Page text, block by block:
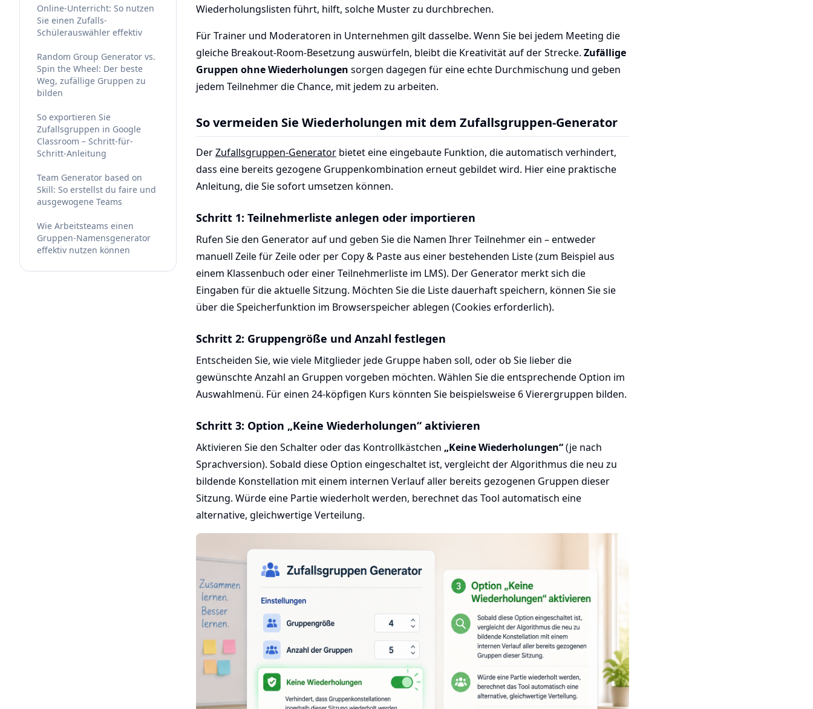
Online-Unterricht: So nutzen
Sie einen Zufalls-
Schülerauswähler effektiv
Random Group Generator vs.
Spin the Wheel: Der beste
Weg, zufällige Gruppen zu
bilden
So exportieren Sie
Zufallsgruppen in Google
Classroom – Schritt-für-
Schritt-Anleitung
Team Generator based on
Skill: So erstellst du faire und
ausgewogene Teams
Wie Arbeitsteams einen
Gruppen-Namensgenerator
effektiv nutzen können
Wiederholungslisten führt, hilft, solche Muster zu durchbrechen.
Für Trainer und Moderatoren in Unternehmen gilt dasselbe. Wenn Sie bei jedem Meeting die
gleiche Breakout-Room-Besetzung auswürfeln, bleibt die Kreativität auf der Strecke. Zufällige
Gruppen ohne Wiederholungen sorgen dagegen für eine echte Durchmischung und geben
jedem Teilnehmer die Chance, mit jedem zu arbeiten.
So vermeiden Sie Wiederholungen mit dem Zufallsgruppen-Generator
DerZufallsgruppen-Generator bietet eine eingebaute Funktion, die automatisch verhindert,
dass eine bereits gezogene Gruppenkombination erneut gebildet wird. Hier eine praktische
Anleitung, die Sie sofort umsetzen können.
Schritt 1: Teilnehmerliste anlegen oder importieren
Rufen Sie den Generator auf und geben Sie die Namen Ihrer Teilnehmer ein – entweder
manuell Zeile für Zeile oder per Copy & Paste aus einer bestehenden Liste (zum Beispiel aus
einem Klassenbuch oder einer Teilnehmerliste im LMS). Der Generator merkt sich die
Eingaben für die aktuelle Sitzung. Möchten Sie die Liste dauerhaft speichern, können Sie sie
über die Speicherfunktion im Browserspeicher ablegen (Cookies erforderlich).
Schritt 2: Gruppengröße und Anzahl festlegen
Entscheiden Sie, wie viele Mitglieder jede Gruppe haben soll, oder ob Sie lieber die
gewünschte Anzahl an Gruppen vorgeben möchten. Wählen Sie die entsprechende Option im
Auswahlmenü. Für einen 24-köpfigen Kurs könnten Sie beispielsweise 6 Vierergruppen bilden.
Schritt 3: Option „Keine Wiederholungen“ aktivieren
Aktivieren Sie den Schalter oder das Kontrollkästchen „Keine Wiederholungen“(je nach
Sprachversion). Sobald diese Option eingeschaltet ist, vergleicht der Algorithmus die neu zu
bildende Konstellation mit einem internen Verlauf aller bereits gezogenen Gruppen dieser
Sitzung. Würde eine Partie wiederholt werden, berechnet das Tool automatisch eine
alternative, gleichwertige Verteilung.